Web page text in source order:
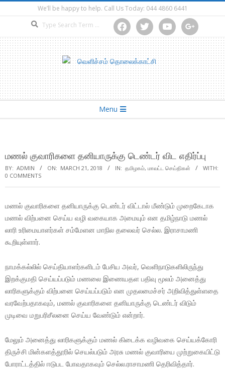
to
We’ll be happy to help. Call Us Today: 044 4860 6441
facebooktwitter youtube google
Menu
மணல் குவாரிகளை தனியாருக்கு டெண்டர் விட எதிர்ப்பு
BY: ADMIN ON: MARCH 21, 2018 IN: தமிழகம், மாவட்ட செய்திகள்
WITH:
0 COMMENTS
மணல் குவாரிகளை தனியாருக்கு டெண்டர் விட்டால் மீண்டும் முறைகேடாக
மணல் விற்பனை செய்ய வழி வகையாக அமையும் என தமிழ்நாடு மணல்
லாரி உரிமையாளர்கள் சம்மேளன மாநில தலைவர் செல்ல. இராசாமணி
கூறியுள்ளார்.
நாமக்கல்லில் செய்தியாளர்களிடம் பேசிய அவர், வெளிநாடுகளிலிருந்து
இறக்குமதி செய்யப்படும் மணலை இணையதள பதிவு மூலம் அனைத்து
லாரிகளுக்கும் விற்பனை செய்யப்படும் என முதலமைச்சர் அறிவித்துள்ளதை
வரவேற்பதாகவும், மணல் குவாரிகளை தனியாருக்கு டெண்டர் விடும்
முடிவை மறுபரிசீலனை செய்ய வேண்டும் என்றார்.
மேலும் அனைத்து லாரிகளுக்கும் மணல் கிடைக்க வழிவகை செய்யக்கோரி
திருச்சி மின்களத்தூரில் செயல்படும் அரசு மணல் குவாரியை முற்றுகையிட்டு
போராட்டத்தில் ஈடுபட போவதாகவும் செல்ல.ராசாமணி தெரிவித்தார்.